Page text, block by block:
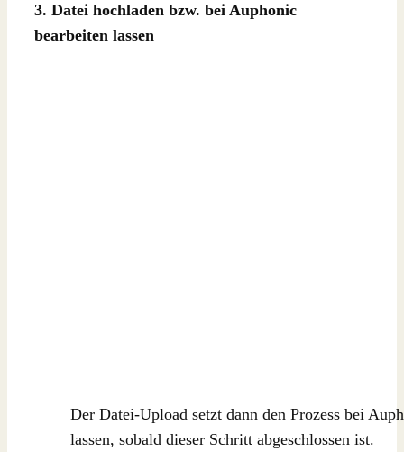
3. Datei hochladen bzw. bei Auphonic
bearbeiten lassen
Der Datei-Upload setzt dann den Prozess bei
lassen, sobald dieser Schritt abgeschlossen ist.